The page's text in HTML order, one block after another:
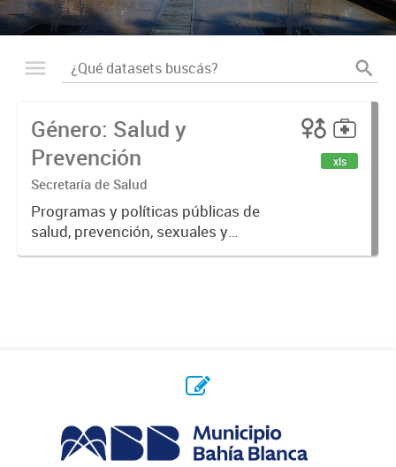
Género: Salud y
Prevención
Secretaría de Salud
Programas y políticas públicas de
salud, prevención, sexuales y
reproductivas.
xls